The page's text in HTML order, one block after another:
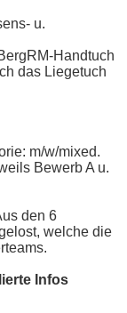
u.
Handtuch
das Liegetuch
m/w/mixed.
Bewerb A u.
den 6
welche die
Infos